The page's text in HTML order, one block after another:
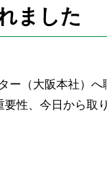
ました
（大阪本社）へ
性、今日から取